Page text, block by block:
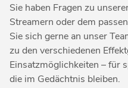
Sie haben Fragen zu
Streamern oder dem
Sie sich gerne an unser
zu den verschiedenen
Einsatzmöglichkeiten – für
die im Gedächtnis bleiben.